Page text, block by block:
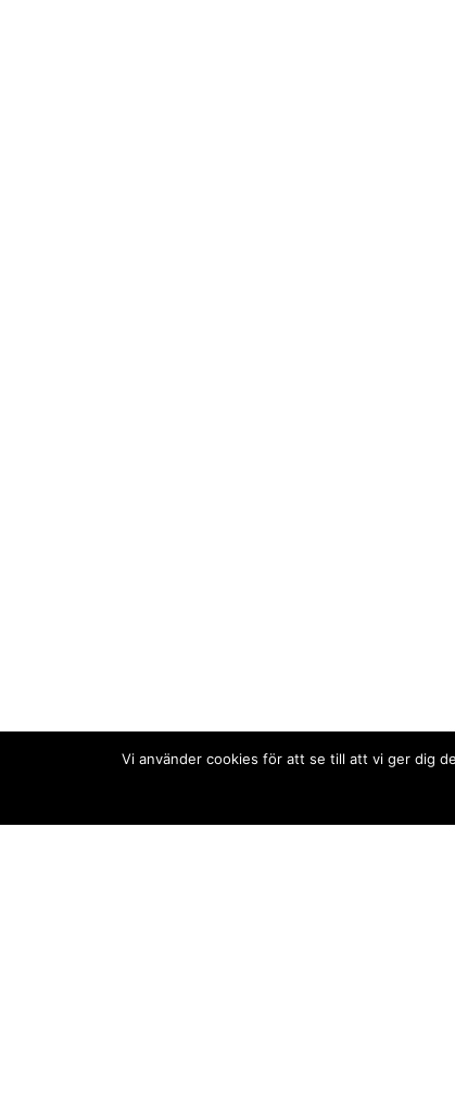
Vi använder cookies för att se till att vi ger dig